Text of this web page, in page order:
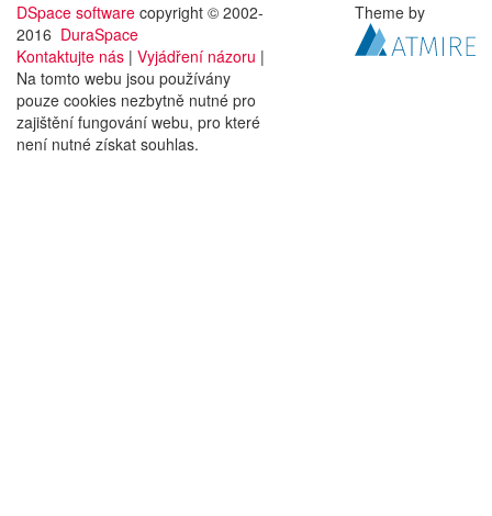
DSpace software copyright © 2002-
2016 DuraSpace
Kontaktujte nás | Vyjádření názoru |
Na tomto webu jsou používány
pouze cookies nezbytně nutné pro
zajištění fungování webu, pro které
není nutné získat souhlas.
Theme by